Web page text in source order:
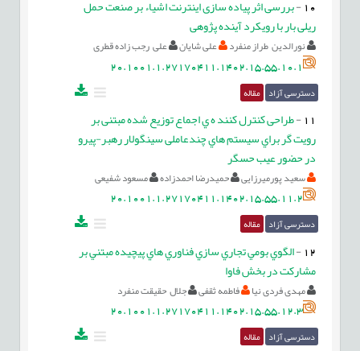
10
-بررسی اثر پیاده سازی اینترنت اشیاء بر صنعت حمل
ریلی بار با رویکرد آینده پژوهی
نورالدین طراز منفرد علی شایان علی رجب زاده قطری
20.1001.1.27170411.1402.15.55.10.1
دسترسی آزاد مقاله
11
-طراحی کنترل کنند ه ي اجماع توزیع شده مبتنی بر
رویت گر براي سیستم هاي چندعاملی سینگولار رهبر-پیرو
در حضور عیب حسگر
سعید پورمیرزایی حمیدرضا احمدزاده مسعود شفیعی
20.1001.1.27170411.1402.15.55.11.2
دسترسی آزاد مقاله
12
-الگوي بومي تجاري سازي فناوري هاي پيچيده مبتني بر
مشارکت در بخش فاوا
مهدی فردی نیا فاطمه ثقفی جلال حقیقت منفرد
20.1001.1.27170411.1402.15.55.12.3
دسترسی آزاد مقاله